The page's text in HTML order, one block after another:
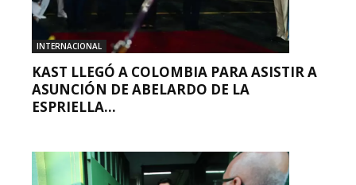
INTERNACIONAL
KAST LLEGÓ A COLOMBIA PARA ASISTIR A
ASUNCIÓN DE ABELARDO DE LA
ESPRIELLA...